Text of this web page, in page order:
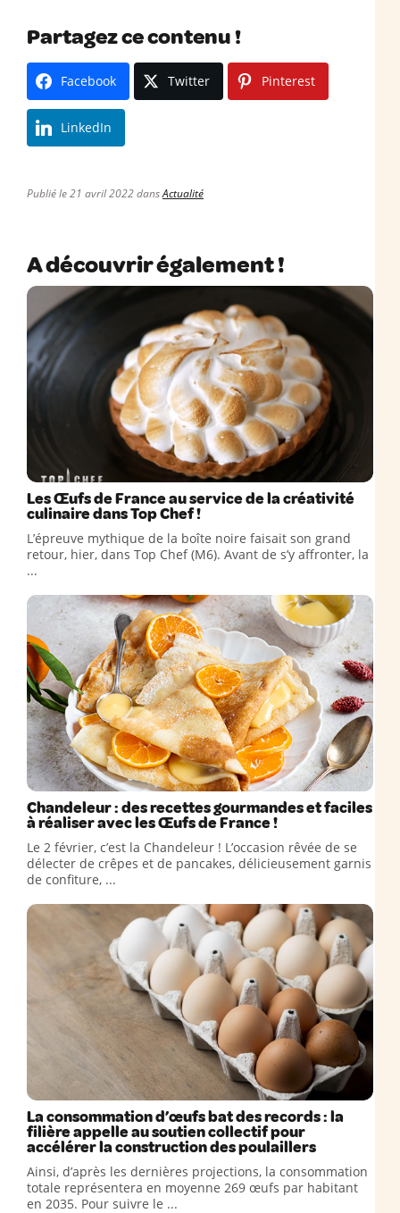
Partagez ce contenu !
Facebook Twitter Pinterest
LinkedIn
Publié le 21 avril 2022 dansActualité
A découvrir également !
Les Œufs de France au service de la créativité
culinaire dans Top Chef !
L’épreuve mythique de la boîte noire faisait son grand
retour, hier, dans Top Chef (M6). Avant de s’y affronter, la
...
Chandeleur : des recettes gourmandes et faciles
à réaliser avec les Œufs de France !
Le 2 février, c’est la Chandeleur ! L’occasion rêvée de se
délecter de crêpes et de pancakes, délicieusement garnis
de confiture, ...
La consommation d’œufs bat des records : la
filière appelle au soutien collectif pour
accélérer la construction des poulaillers
Ainsi, d’après les dernières projections, la consommation
totale représentera en moyenne 269 œufs par habitant
en 2035. Pour suivre le ...